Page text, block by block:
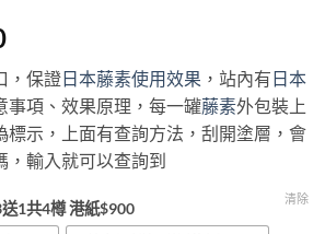
Price
range:
$400
through
$2400
，保證日本藤素使用效果 ，站內有日本
事項、效果原理，每一罐藤素外包裝上
標示，上面有查詢方法，刮開塗層，會
，輸入就可以查詢到
1共4樽 港紙$900
清除